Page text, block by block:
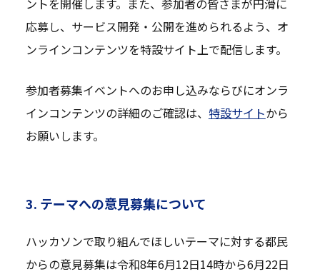
ントを開催します。また、参加者の皆さまが円滑に
応募し、サービス開発・公開を進められるよう、オ
ンラインコンテンツを特設サイト上で配信します。
参加者募集イベントへのお申し込みならびにオンラ
インコンテンツの詳細のご確認は、 特設サイトから
お願いします。
3. テーマへの意見募集について
ハッカソンで取り組んでほしいテーマに対する都民
からの意見募集は令和8年6月12日14時から6月22日